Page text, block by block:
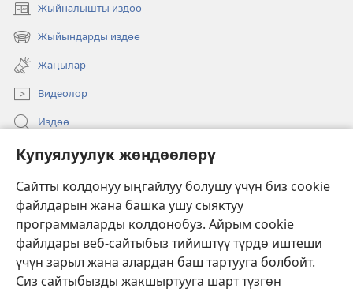
Купуялуулук жөндөөлөрү
Сайтты колдонуу ыңгайлуу болушу үчүн биз cookie
файлдарын жана башка ушу сыяктуу
программаларды колдонобуз. Айрым cookie
файлдары веб-сайтыбыз тийиштүү түрдө иштеши
үчүн зарыл жана алардан баш тартууга болбойт.
Сиз сайтыбызды жакшыртууга шарт түзгөн
Жыйналышты издөө
(жаңы
терезе
ачат)
Жыйындарды издөө
(жаңы
терезе
ачат)
Жаңылар
Видеолор
Издөө
Бийлик өкүлдөрү үчүн маалымат
Тартуулар
(жаңы
терезе
ачат)
ОНЛАЙН КИТЕПКАНА
(жаңы
терезе